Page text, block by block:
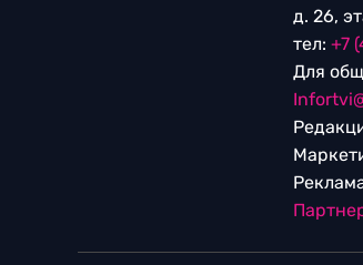
д. 26,
тел: +7
Для